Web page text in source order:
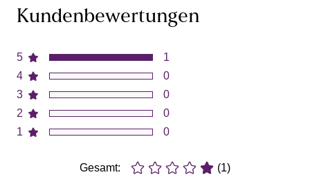
Kundenbewertungen
5
4
3
2
1
1
0
0
0
0
Gesamt: (1)